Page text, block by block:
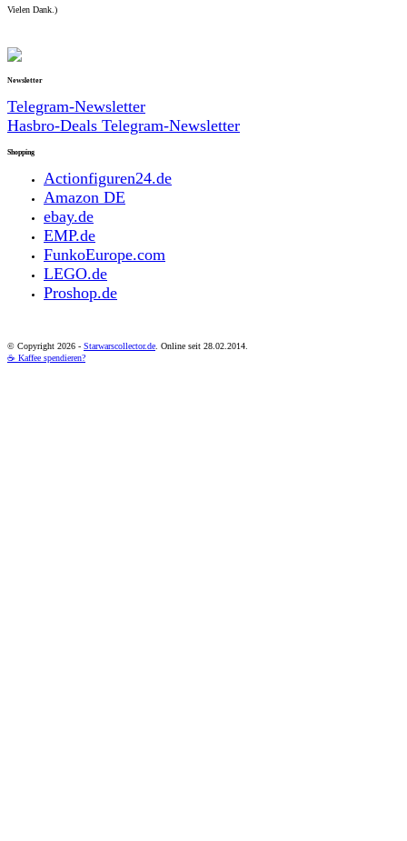
Vielen Dank.)
Newsletter
Telegram-Newsletter
Hasbro-Deals Telegram-Newsletter
Shopping
Actionfiguren24.de
Amazon DE
ebay.de
EMP.de
FunkoEurope.com
LEGO.de
Proshop.de
© Copyright 2026 - Starwarscollector.de . Online seit 28.02.2014.
☕ Kaffee spendieren?